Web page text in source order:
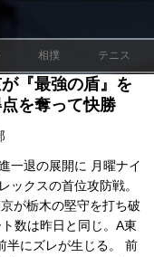
相撲 テニス
『最強の盾』を
を奪って快勝
一退の展開に 月曜ナイ
ックスの首位攻防戦。
が栃木の堅守を打ち破
数は昨日と同じ。A東
半にズレが生じる。 前